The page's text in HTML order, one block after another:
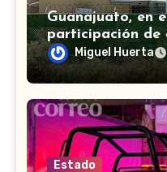
Guanajuato, en
participación de
Canta, señalan
Miguel Huerta
Estado